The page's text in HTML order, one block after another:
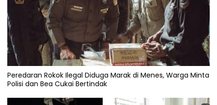
Peredaran Rokok Ilegal Diduga Marak di Menes, Warga Minta
Polisi dan Bea Cukai Bertindak